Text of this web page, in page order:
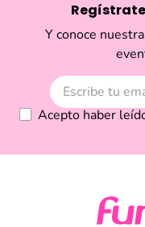
Y conoce
Acepto haber